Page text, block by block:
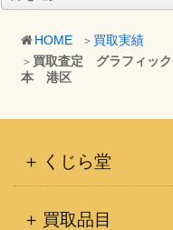
HOME
買取実績
買取査定 グラフィック
本 港区
ー
くじら堂
買取品目